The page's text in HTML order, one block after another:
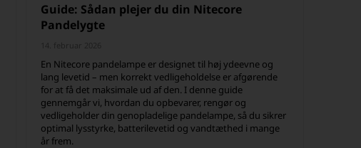
Guide: Sådan plejer du din Nitecore
Pandelygte
En Nitecore pandelampe er designet til høj ydeevne og
lang levetid – men korrekt vedligeholdelse er afgørende
for at få det maksimale ud af den. I denne guide
gennemgår vi, hvordan du opbevarer, rengør og
vedligeholder din genopladelige pandelampe, så du sikrer
optimal lysstyrke, batterilevetid og vandtæthed i mange
år frem.